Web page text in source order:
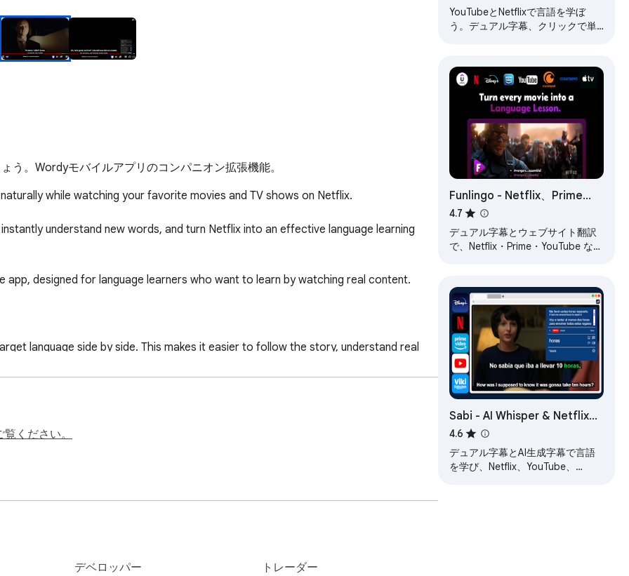
。Wordyモバイルアプリのコンパニオン拡張機能。
while watching your favorite movies and TV shows on Netflix.
understand new words, and turn Netflix into an effective language learning
designed for language learners who want to learn by watching real content.
language side by side. This makes it easier to follow the story, understand real
ください。
デベロッパー
トレーダー
YouTubeとNetflixで言語を学ぼ
う。デュアル字幕、クリックで単
Funlingo - Netflix、Prime
Video、YouTube 用デュアル
字幕
4.7
デュアル字幕とウェブサイト翻訳
で、Netflix・Prime・YouTube など
Sabi - AI Whisper & Netflix、
YouTube、Disney+、Vikiでの
デュアル字幕
4.6
デュアル字幕とAI生成字幕で言語
を学び、Netflix、YouTube、